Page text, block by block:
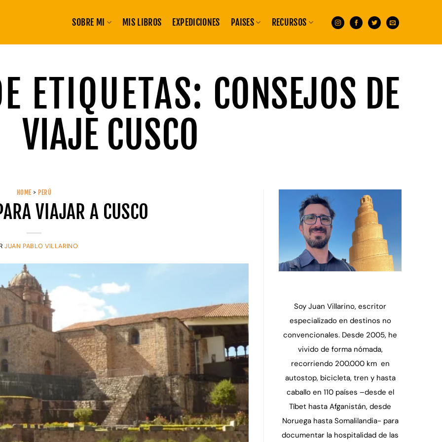
SOBRE MI MIS LIBROS EXPEDICIONES PAISES RECURSOS
ETIQUETAS: CONSEJOS DE
VIAJE CUSCO
HOME > PERÚ
VIAJAR A CUSCO
JUAN PABLO VILLARINO
Soy Juan Villarino, escritor
especializado en destinos no
convencionales. Desde 2005, he
vivido de forma nómada,
recorriendo 200.000 km en
autostop, bicicleta, tren y hasta
caballo en 110 países –desde el
Tíbet hasta Afganistán, desde
Noruega hasta Somalilandia- para
documentar la hospitalidad de las